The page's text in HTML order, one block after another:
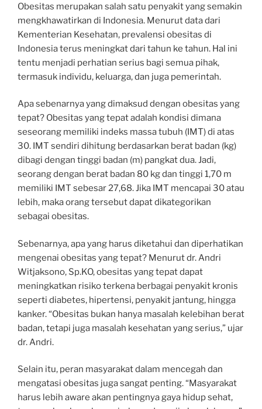
Obesitas merupakan salah satu penyakit yang semakin
mengkhawatirkan di Indonesia. Menurut data dari
Kementerian Kesehatan, prevalensi obesitas di
Indonesia terus meningkat dari tahun ke tahun. Hal ini
tentu menjadi perhatian serius bagi semua pihak,
termasuk individu, keluarga, dan juga pemerintah.
Apa sebenarnya yang dimaksud dengan obesitas yang
tepat? Obesitas yang tepat adalah kondisi dimana
seseorang memiliki indeks massa tubuh (IMT) di atas
30. IMT sendiri dihitung berdasarkan berat badan (kg)
dibagi dengan tinggi badan (m) pangkat dua. Jadi,
seorang dengan berat badan 80 kg dan tinggi 1,70 m
memiliki IMT sebesar 27,68. Jika IMT mencapai 30 atau
lebih, maka orang tersebut dapat dikategorikan
sebagai obesitas.
Sebenarnya, apa yang harus diketahui dan diperhatikan
mengenai obesitas yang tepat? Menurut dr. Andri
Witjaksono, Sp.KO, obesitas yang tepat dapat
meningkatkan risiko terkena berbagai penyakit kronis
seperti diabetes, hipertensi, penyakit jantung, hingga
kanker. “Obesitas bukan hanya masalah kelebihan berat
badan, tetapi juga masalah kesehatan yang serius,” ujar
dr. Andri.
Selain itu, peran masyarakat dalam mencegah dan
mengatasi obesitas juga sangat penting. “Masyarakat
harus lebih aware akan pentingnya gaya hidup sehat,